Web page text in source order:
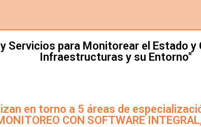
Servicios para Monitorear el Estado
Infraestructuras y su Entorno"
en torno a 5 áreas de
CON SOFTWARE